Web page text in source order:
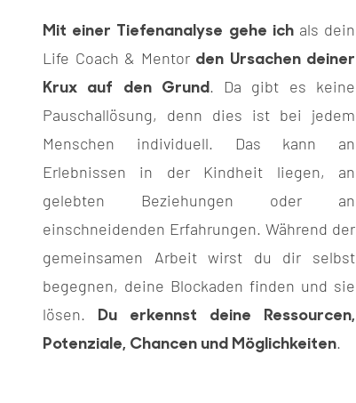
Mit einer Tiefenanalyse gehe ichals dein
Life Coach & Mentor den Ursachen deiner
Krux auf den Grund. Da gibt es keine
Pauschallösung, denn dies ist bei jedem
Menschen individuell. Das kann an
Erlebnissen in der Kindheit liegen, an
gelebten Beziehungen oder an
einschneidenden Erfahrungen. Während der
gemeinsamen Arbeit wirst du dir selbst
begegnen, deine Blockaden finden und sie
lösen. Du erkennst deine Ressourcen,
Potenziale, Chancen und Möglichkeiten.